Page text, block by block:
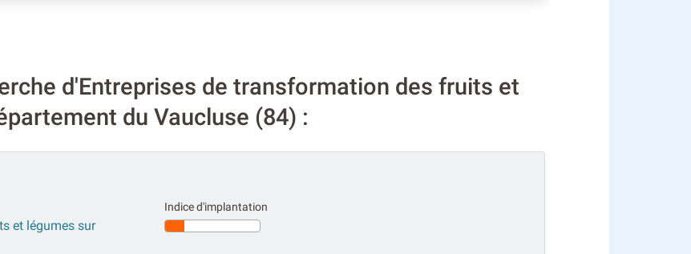
d'Entreprises de transformation des fruits et
du Vaucluse (84) :
et légumes sur
Indice d'implantation